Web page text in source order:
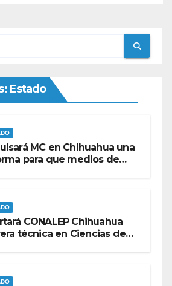
Estado
MC en Chihuahua una
para que medios de
CONALEP Chihuahua
técnica en Ciencias de